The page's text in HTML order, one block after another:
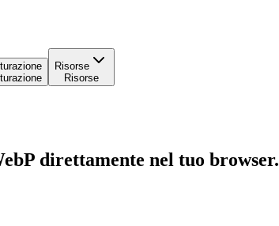
Risorse
Risorse
direttamente nel tuo browser.